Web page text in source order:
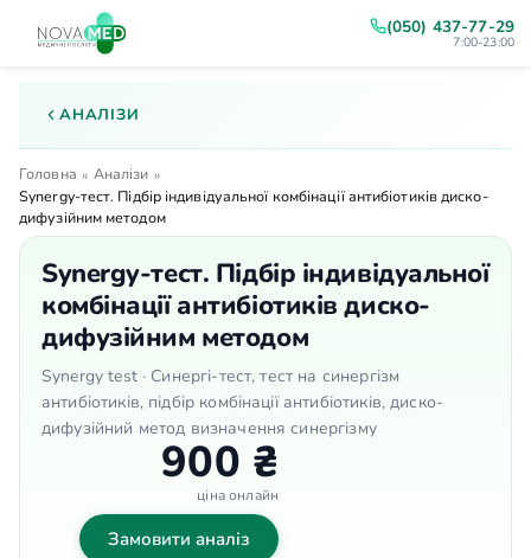
(050) 437-77-29
7:00-23:00
АНАЛІЗИ
Головна » Аналізи »
Synergy-тест. Підбір індивідуальної комбінації антибіотиків диско-
дифузійним методом
Synergy-тест. Підбір індивідуальної
комбінації антибіотиків диско-
дифузійним методом
Synergy test · Синергі-тест, тест на синергізм
антибіотиків, підбір комбінації антибіотиків, диско-
дифузійний метод визначення синергізму
900 ₴
ціна онлайн
Замовити аналіз